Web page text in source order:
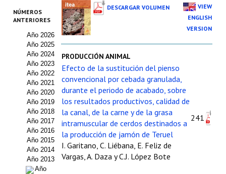
Cincuentenario AIDA
Organigrama
Estatutos
Hacerse socio
Noticias
Galería de Fotos
Web AIDA 2.0
REVISTA ITEA
NÚMEROS
ANTERIORES
Año 2026
Año 2025
Año 2024
Año 2023
Año 2022
Año 2021
Año 2020
Año 2019
Año 2018
Año 2017
Año 2016
Año 2015
Año 2014
Año 2013
Año
DESCARGAR VOLUMEN
VIEW
ENGLISH
VERSION
PRODUCCIÓN ANIMAL
Efecto de la sustitución del pienso
convencional por cebada granulada,
durante el periodo de acabado, sobre
los resultados productivos, calidad de
la canal, de la carne y de la grasa
intramuscular de cerdos destinados a
la producción de jamón de Teruel
I. Garitano, C. Liébana, E. Feliz de
Vargas, A. Daza y C.J. López Bote
241